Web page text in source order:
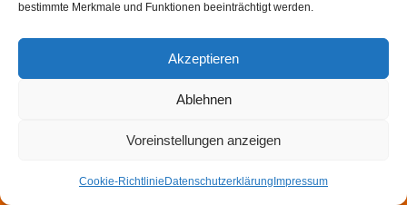
bestimmte Merkmale und Funktionen beeinträchtigt werden.
Akzeptieren
Ablehnen
Voreinstellungen anzeigen
Cookie-Richtlinie Datenschutzerklärung Impressum
Datenschutzerklärung
Neve| Präsentiert vonWordPress